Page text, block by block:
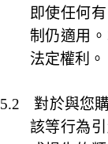
即使任何
制仍適用
法定權利。
5.2
對於與您
該等行為